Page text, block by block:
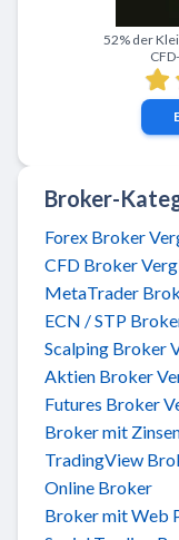
Zu
52% der
Broker-
Forex Broker
CFD Broker
MetaTrader
ECN / STP
Scalping Broker
Aktien Broker
Futures Broker
Broker mit
TradingView
Online Broker
Broker mit Web